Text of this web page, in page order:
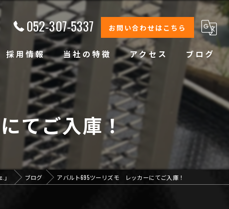
052-307-5337 お問い合わせはこちら
採用情報 当社の特徴
修理
整備
オイル交換
コーティング
オリジナルブランド
アクセス ブログ
てご入庫！
ブログ アバルト695ツーリズモ レッカーにてご入庫！